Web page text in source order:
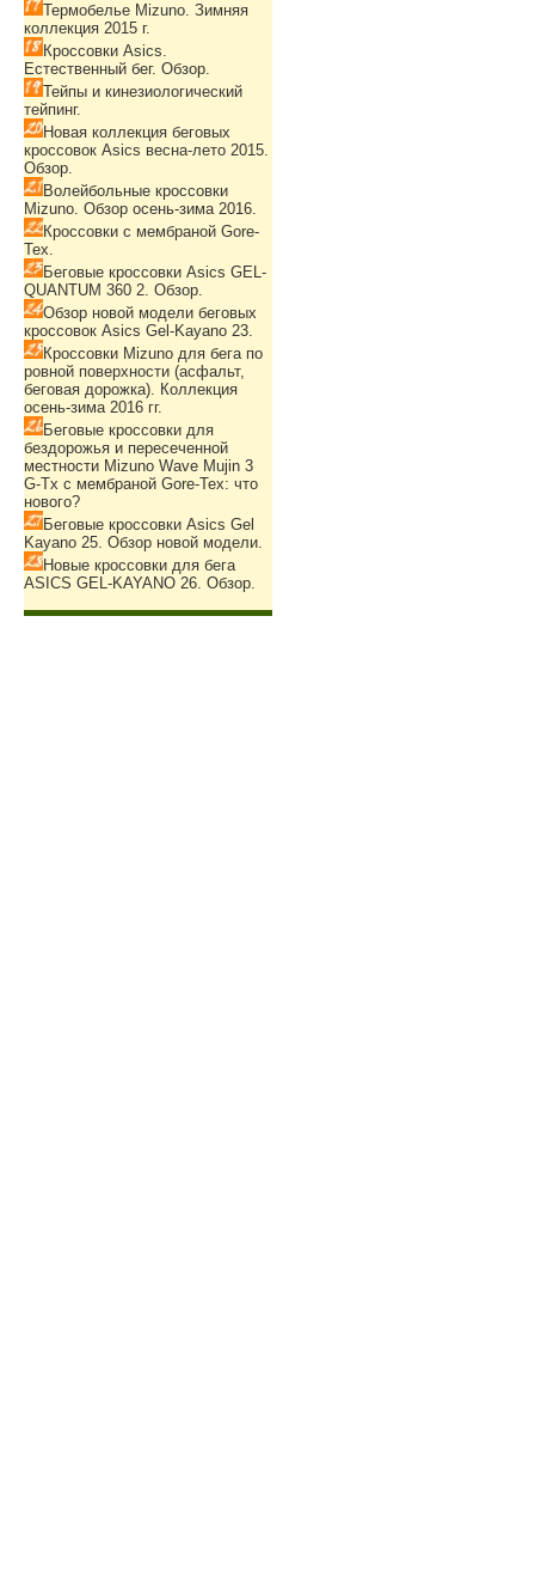
Термобелье Mizuno. Зимняя
коллекция 2015 г.
Кроссовки Asics.
Естественный бег. Обзор.
Тейпы и кинезиологический
тейпинг.
Новая коллекция беговых
кроссовок Asics весна-лето 2015.
Обзор.
Волейбольные кроссовки
Mizuno. Обзор осень-зима 2016.
Кроссовки с мембраной Gore-
Tex.
Беговые кроссовки Asics GEL-
QUANTUM 360 2. Обзор.
Обзор новой модели беговых
кроссовок Asics Gel-Kayano 23.
Кроссовки Mizuno для бега по
ровной поверхности (асфальт,
беговая дорожка). Коллекция
осень-зима 2016 гг.
Беговые кроссовки для
бездорожья и пересеченной
местности Mizuno Wave Mujin 3
G-Tx с мембраной Gore-Tex: что
нового?
Беговые кроссовки Asics Gel
Kayano 25. Обзор новой модели.
Новые кроссовки для бега
ASICS GEL-KAYANO 26. Обзор.